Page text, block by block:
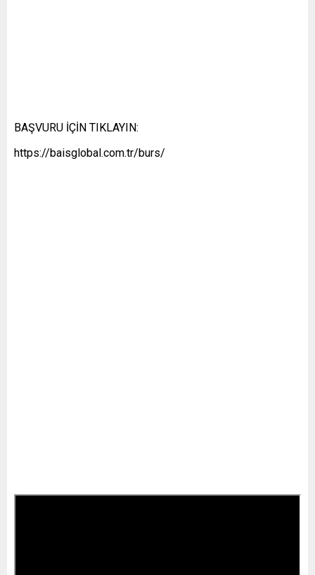
BAŞVURU İÇİN TIKLAYIN:
https://baisglobal.com.tr/burs/